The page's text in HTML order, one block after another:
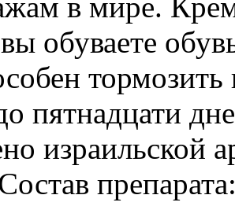
обуваете
пятнадцати
израильской